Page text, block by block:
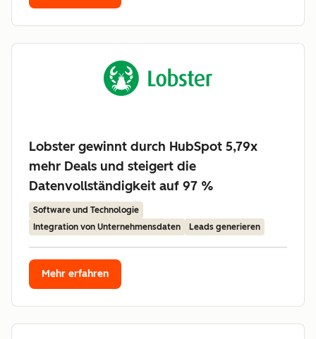
Lobster gewinnt durch HubSpot 5,79x
mehr Deals und steigert die
Datenvollständigkeit auf 97 %
Software und Technologie
Integration von Unternehmensdaten
Leads generieren
Mehr erfahren